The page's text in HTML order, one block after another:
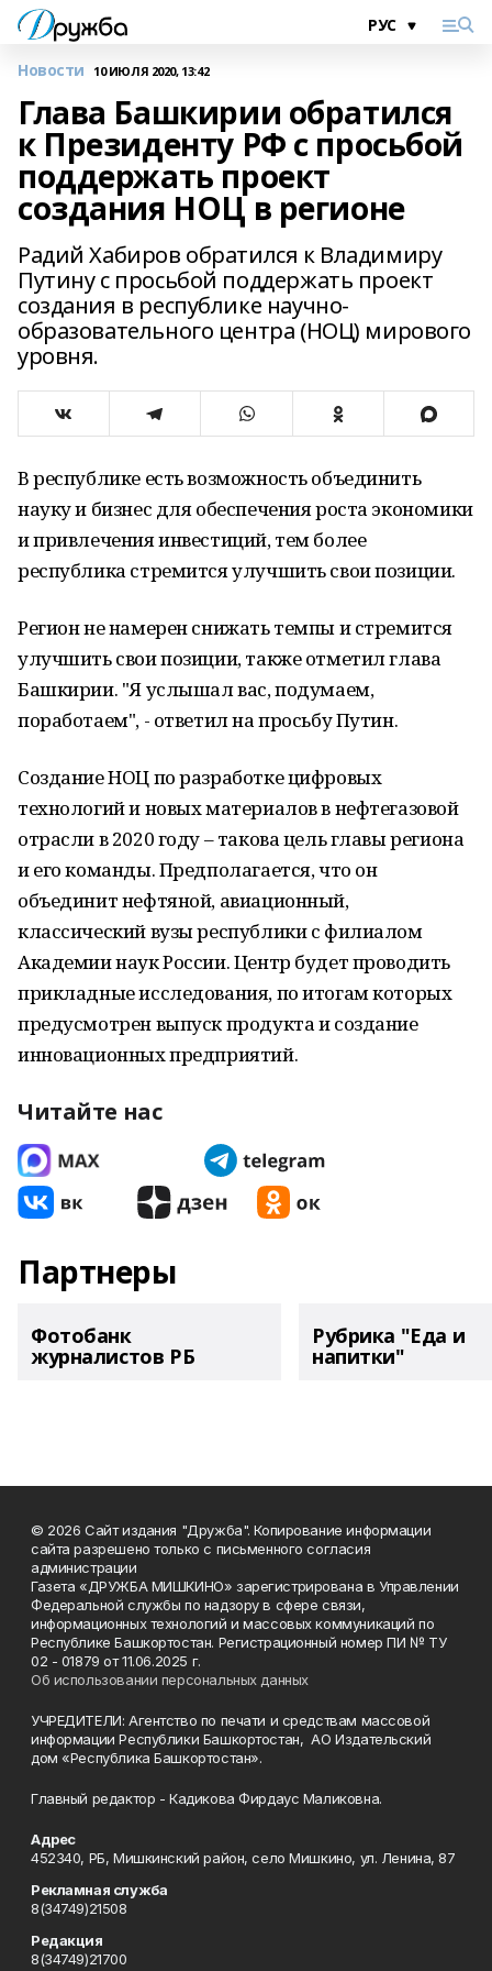
Новости 10 ИЮЛЯ 2020, 13:42
Глава Башкирии обратился
к Президенту РФ с просьбой
поддержать проект
создания НОЦ в регионе
Радий Хабиров обратился к Владимиру
Путину с просьбой поддержать проект
создания в республике научно-
образовательного центра (НОЦ) мирового
уровня.
В республике есть возможность объединить
науку и бизнес для обеспечения роста экономики
и привлечения инвестиций, тем более
республика стремится улучшить свои позиции.
Регион не намерен снижать темпы и стремится
улучшить свои позиции, также отметил глава
Башкирии. "Я услышал вас, подумаем,
поработаем", - ответил на просьбу Путин.
Создание НОЦ по разработке цифровых
технологий и новых материалов в нефтегазовой
отрасли в 2020 году – такова цель главы региона
и его команды. Предполагается, что он
объединит нефтяной, авиационный,
классический вузы республики с филиалом
Академии наук России. Центр будет проводить
прикладные исследования, по итогам которых
предусмотрен выпуск продукта и создание
инновационных предприятий.
Читайте нас
Партнеры
Фотобанк
журналистов РБ
Рубрика "Еда и
напитки"
© 2026 Сайт издания "Дружба". Копирование информации
сайта разрешено только с письменного согласия
администрации
Газета «ДРУЖБА МИШКИНО» зарегистрирована в Управлении
Федеральной службы по надзору в сфере связи,
информационных технологий и массовых коммуникаций по
Республике Башкортостан. Регистрационный номер ПИ № ТУ
02 - 01879 от 11.06.2025 г.
Об использовании персональных данных
УЧРЕДИТЕЛИ: Агентство по печати и средствам массовой
информации Республики Башкортостан, АО Издательский
дом «Республика Башкортостан».
Главный редактор - Кадикова Фирдаус Маликовна.
Адрес
452340, РБ, Мишкинский район, село Мишкино, ул. Ленина, 87
Рекламная служба
8(34749)21508
Редакция
8(34749)21700